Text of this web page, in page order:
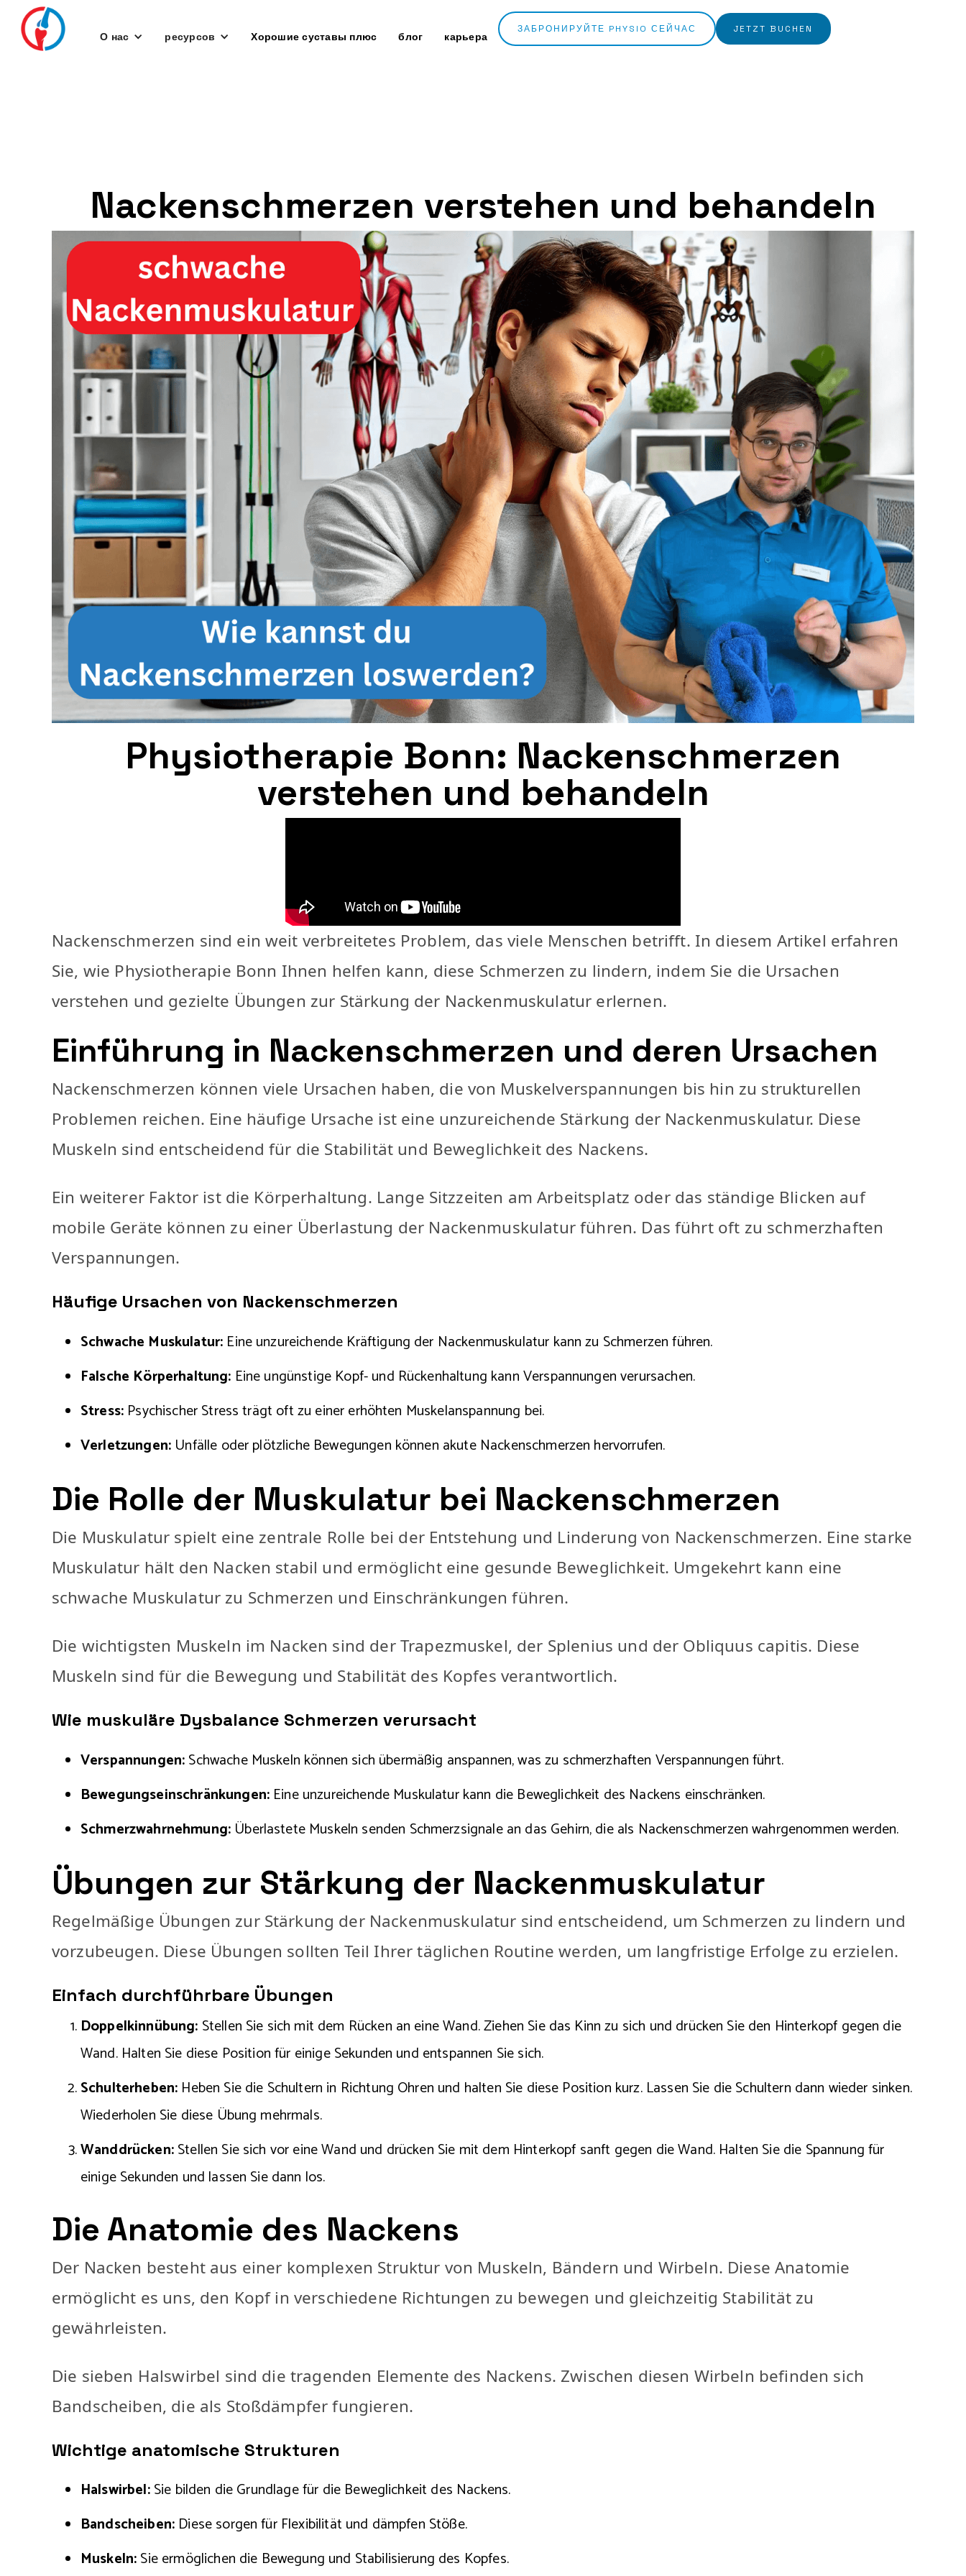
О нас ресурсов Хорошие суставы плюс блог карьера
ЗАБРОНИРУЙТЕ PHYSIO СЕЙЧАС JETZT BUCHEN
Nackenschmerzen verstehen und behandeln
Physiotherapie Bonn: Nackenschmerzen
verstehen und behandeln
Nackenschmerzen sind ein weit verbreitetes Problem, das viele Menschen betrifft. In diesem Artikel erfahren
Sie, wie Physiotherapie Bonn Ihnen helfen kann, diese Schmerzen zu lindern, indem Sie die Ursachen
verstehen und gezielte Übungen zur Stärkung der Nackenmuskulatur erlernen.
Einführung in Nackenschmerzen und deren Ursachen
Nackenschmerzen können viele Ursachen haben, die von Muskelverspannungen bis hin zu strukturellen
Problemen reichen. Eine häufige Ursache ist eine unzureichende Stärkung der Nackenmuskulatur. Diese
Muskeln sind entscheidend für die Stabilität und Beweglichkeit des Nackens.
Ein weiterer Faktor ist die Körperhaltung. Lange Sitzzeiten am Arbeitsplatz oder das ständige Blicken auf
mobile Geräte können zu einer Überlastung der Nackenmuskulatur führen. Das führt oft zu schmerzhaften
Verspannungen.
Häufige Ursachen von Nackenschmerzen
Schwache Muskulatur: Eine unzureichende Kräftigung der Nackenmuskulatur kann zu Schmerzen führen.
Falsche Körperhaltung: Eine ungünstige Kopf- und Rückenhaltung kann Verspannungen verursachen.
Stress: Psychischer Stress trägt oft zu einer erhöhten Muskelanspannung bei.
Verletzungen: Unfälle oder plötzliche Bewegungen können akute Nackenschmerzen hervorrufen.
Die Rolle der Muskulatur bei Nackenschmerzen
Die Muskulatur spielt eine zentrale Rolle bei der Entstehung und Linderung von Nackenschmerzen. Eine starke
Muskulatur hält den Nacken stabil und ermöglicht eine gesunde Beweglichkeit. Umgekehrt kann eine
schwache Muskulatur zu Schmerzen und Einschränkungen führen.
Die wichtigsten Muskeln im Nacken sind der Trapezmuskel, der Splenius und der Obliquus capitis. Diese
Muskeln sind für die Bewegung und Stabilität des Kopfes verantwortlich.
Wie muskuläre Dysbalance Schmerzen verursacht
Verspannungen:Schwache Muskeln können sich übermäßig anspannen, was zu schmerzhaften Verspannungen führt.
Bewegungseinschränkungen: Eine unzureichende Muskulatur kann die Beweglichkeit des Nackens einschränken.
Schmerzwahrnehmung: Überlastete Muskeln senden Schmerzsignale an das Gehirn, die als Nackenschmerzen wahrgenommen werden.
Übungen zur Stärkung der Nackenmuskulatur
Regelmäßige Übungen zur Stärkung der Nackenmuskulatur sind entscheidend, um Schmerzen zu lindern und
vorzubeugen. Diese Übungen sollten Teil Ihrer täglichen Routine werden, um langfristige Erfolge zu erzielen.
Einfach durchführbare Übungen
Doppelkinnübung: Stellen Sie sich mit dem Rücken an eine Wand. Ziehen Sie das Kinn zu sich und drücken Sie den Hinterkopf gegen die
Wand. Halten Sie diese Position für einige Sekunden und entspannen Sie sich.
Schulterheben: Heben Sie die Schultern in Richtung Ohren und halten Sie diese Position kurz. Lassen Sie die Schultern dann wieder sinken.
Wiederholen Sie diese Übung mehrmals.
Wanddrücken:Stellen Sie sich vor eine Wand und drücken Sie mit dem Hinterkopf sanft gegen die Wand. Halten Sie die Spannung für
einige Sekunden und lassen Sie dann los.
Die Anatomie des Nackens
Der Nacken besteht aus einer komplexen Struktur von Muskeln, Bändern und Wirbeln. Diese Anatomie
ermöglicht es uns, den Kopf in verschiedene Richtungen zu bewegen und gleichzeitig Stabilität zu
gewährleisten.
Die sieben Halswirbel sind die tragenden Elemente des Nackens. Zwischen diesen Wirbeln befinden sich
Bandscheiben, die als Stoßdämpfer fungieren.
Wichtige anatomische Strukturen
Halswirbel:Sie bilden die Grundlage für die Beweglichkeit des Nackens.
Bandscheiben: Diese sorgen für Flexibilität und dämpfen Stöße.
Muskeln:Sie ermöglichen die Bewegung und Stabilisierung des Kopfes.